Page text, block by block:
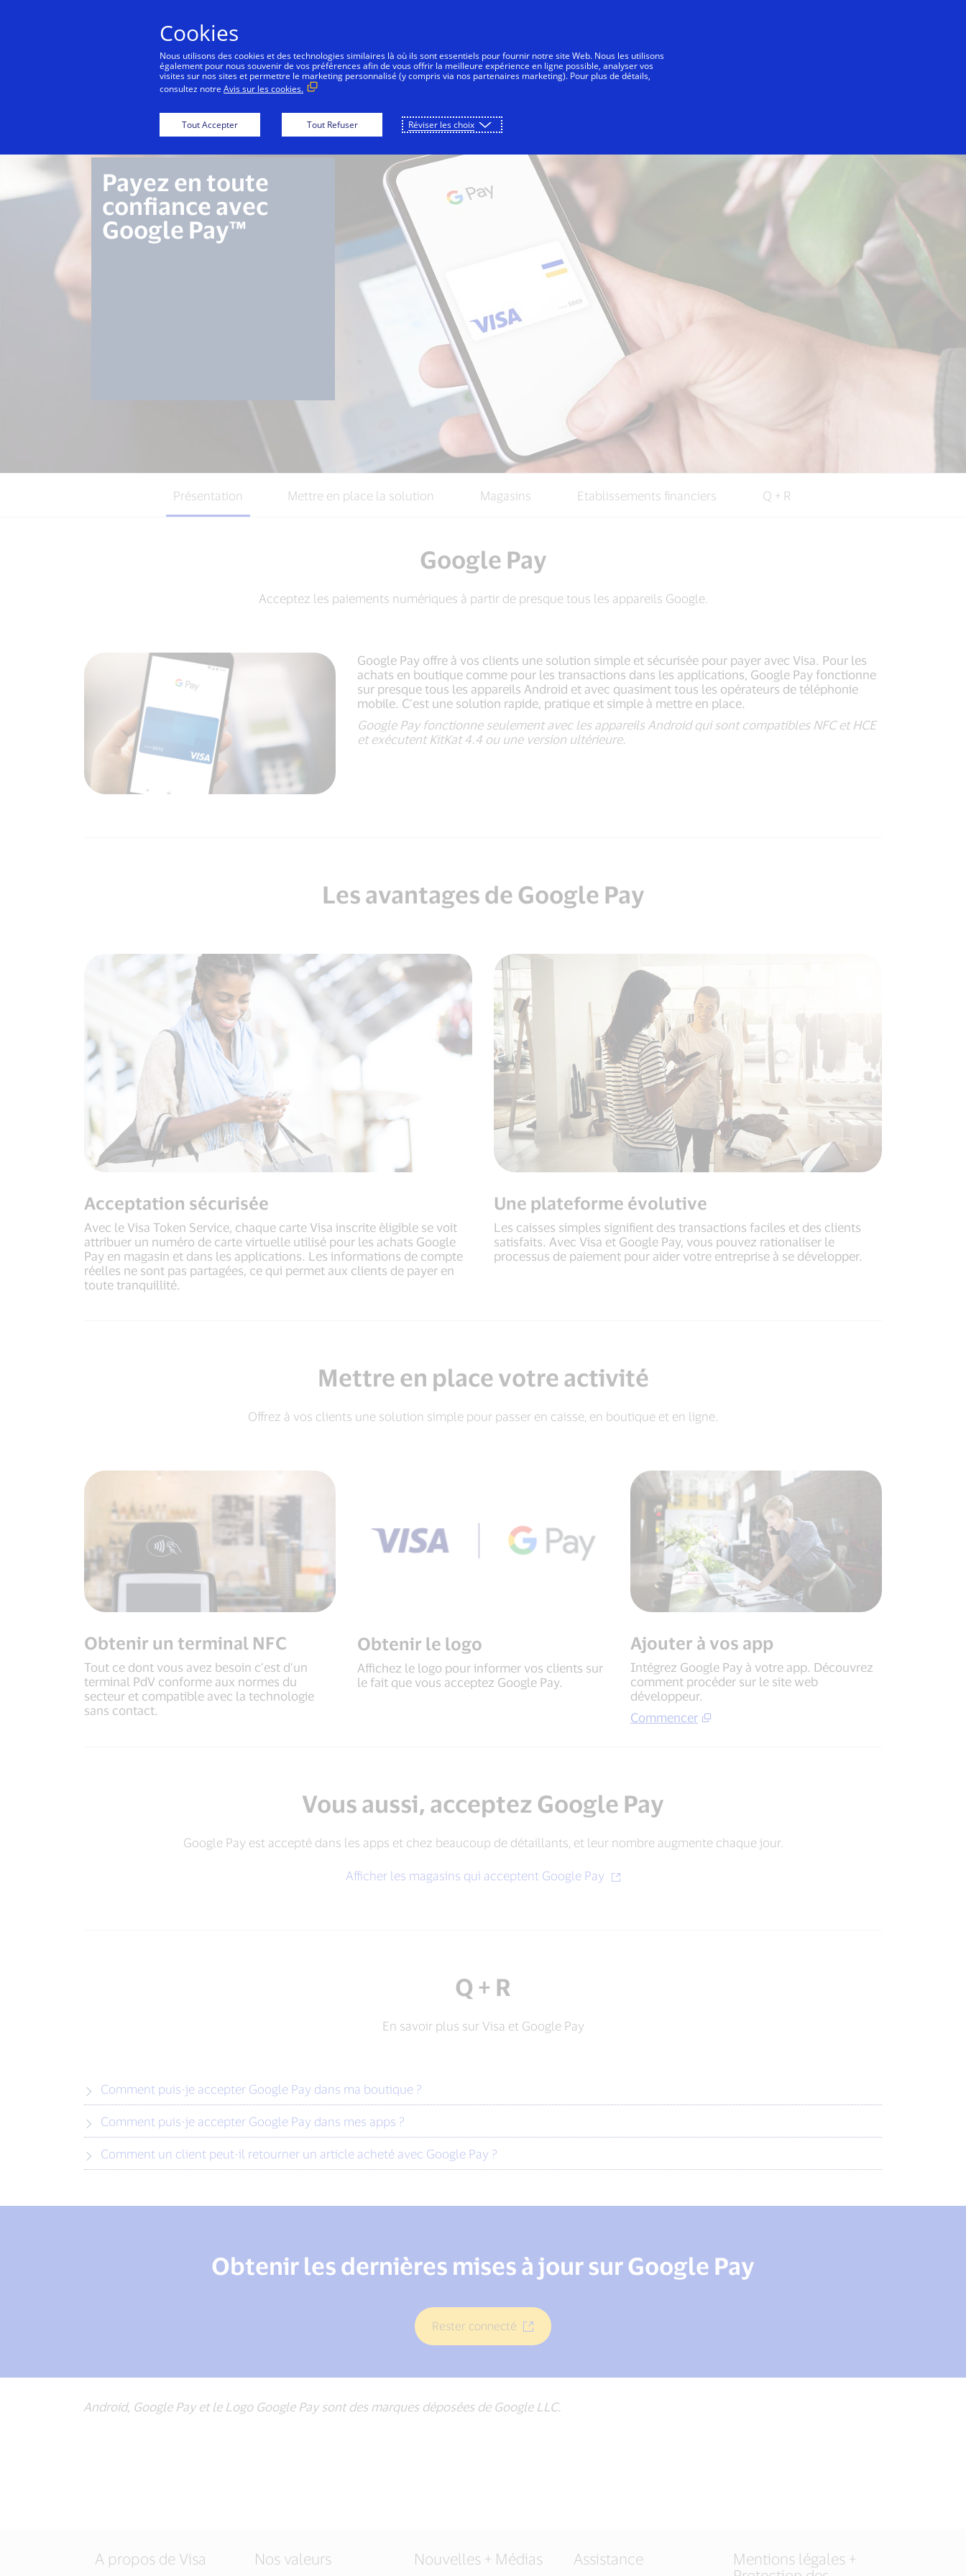
Pour les consommateurs
Payez en toute
confiance avec
Google Pay™
Présentation Mettre en place la solution Magasins Etablissements financiers Q + R
Google Pay
Acceptez les paiements numériques à partir de presque tous les appareils Google.
Google Pay offre à vos clients une solution simple et sécurisée pour payer avec Visa. Pour les
achats en boutique comme pour les transactions dans les applications, Google Pay fonctionne
sur presque tous les appareils Android et avec quasiment tous les opérateurs de téléphonie
mobile. C’est une solution rapide, pratique et simple à mettre en place.
Google Pay fonctionne seulement avec les appareils Android qui sont compatibles NFC et HCE
et exécutent KitKat 4.4 ou une version ultérieure.
Les avantages de Google Pay
Acceptation sécurisée
Avec le Visa Token Service, chaque carte Visa inscrite èligible se voit
attribuer un numéro de carte virtuelle utilisé pour les achats Google
Pay en magasin et dans les applications. Les informations de compte
réelles ne sont pas partagées, ce qui permet aux clients de payer en
toute tranquillité.
Une plateforme évolutive
Les caisses simples signifient des transactions faciles et des clients
satisfaits. Avec Visa et Google Pay, vous pouvez rationaliser le
processus de paiement pour aider votre entreprise à se développer.
Mettre en place votre activité
Offrez à vos clients une solution simple pour passer en caisse, en boutique et en ligne.
Obtenir un terminal NFC
Tout ce dont vous avez besoin c’est d’un
terminal PdV conforme aux normes du
secteur et compatible avec la technologie
sans contact.
Obtenir le logo
Affichez le logo pour informer vos clients sur
le fait que vous acceptez Google Pay.
Ajouter à vos app
Intégrez Google Pay à votre app. Découvrez
comment procéder sur le site web
développeur.
Commencer
Vous aussi, acceptez Google Pay
Google Pay est accepté dans les apps et chez beaucoup de détaillants, et leur nombre augmente chaque jour.
Afficher les magasins qui acceptent Google Pay
Q + R
En savoir plus sur Visa et Google Pay
Comment puis-je accepter Google Pay dans ma boutique ?
Comment puis-je accepter Google Pay dans mes apps ?
Comment un client peut-il retourner un article acheté avec Google Pay ?
Obtenir les dernières mises à jour sur Google Pay
Rester connecté
Android, Google Pay et le Logo Google Pay sont des marques déposées de Google LLC.
A propos de Visa Nos valeurs Nouvelles + Médias Assistance
Mentions légales +
Cookies
Nous utilisons des cookies et des technologies similaires là où ils sont essentiels pour fournir notre site Web. Nous les utilisons
également pour nous souvenir de vos préférences afin de vous offrir la meilleure expérience en ligne possible, analyser vos
visites sur nos sites et permettre le marketing personnalisé (y compris via nos partenaires marketing). Pour plus de détails,
consultez notre Avis sur les cookies.
Tout Accepter Tout Refuser Réviser les choix